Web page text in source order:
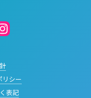
リシー
表記